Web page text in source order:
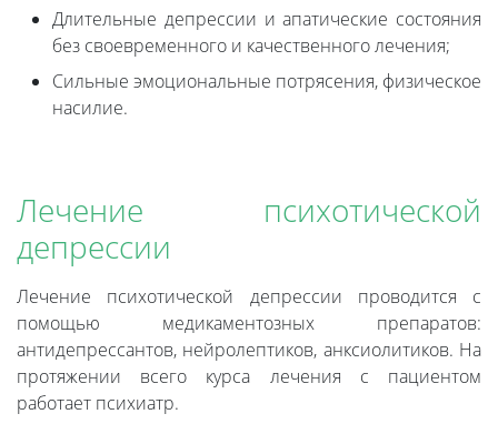
Длительные депрессии и апатические состояния
без своевременного и качественного лечения;
Сильные эмоциональные потрясения, физическое
насилие.
Лечение психотической
депрессии
Лечение психотической депрессии проводится с
помощью медикаментозных препаратов:
антидепрессантов, нейролептиков, анксиолитиков. На
протяжении всего курса лечения с пациентом
работает психиатр.